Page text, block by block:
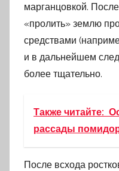
марганцовкой.
«пролить» землю
средствами
и в дальнейшем
более тщательно.
Также читайте:
рассады
После всхода